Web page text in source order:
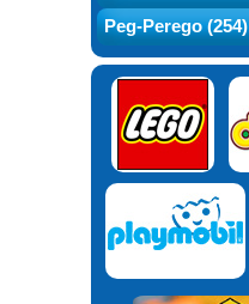
Peg-Perego (254)